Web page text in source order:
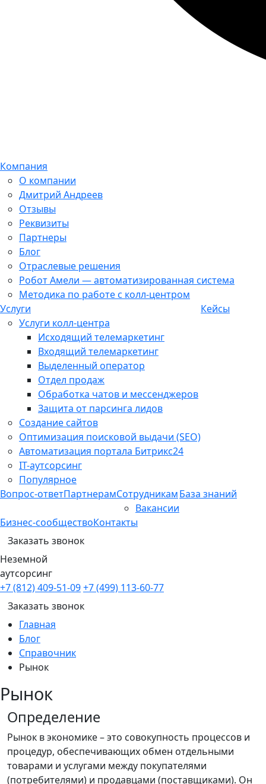
Компания
О компании
Дмитрий Андреев
Отзывы
Реквизиты
Партнеры
Блог
Отраслевые решения
Робот Амели — автоматизированная система
Методика по работе с колл-центром
Услуги
Услуги колл-центра
Исходящий телемаркетинг
Входящий телемаркетинг
Выделенный оператор
Отдел продаж
Обработка чатов и мессенджеров
Защита от парсинга лидов
Создание сайтов
Оптимизация поисковой выдачи (SEO)
Автоматизация портала Битрикс24
IT-аутсорсинг
Популярное
Кейсы
Вопрос-ответПартнерамСотрудникам
Вакансии
База знаний
Бизнес-сообществоКонтакты
Заказать звонок
Неземной
аутсорсинг
+7 (812) 409-51-09+7 (499) 113-60-77
Заказать звонок
Главная
Блог
Справочник
Рынок
Рынок
Определение
Рынок в экономике – это совокупность процессов и
процедур, обеспечивающих обмен отдельными
товарами и услугами между покупателями
(потребителями) и продавцами (поставщиками). Он